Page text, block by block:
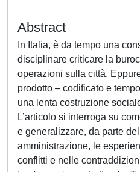
Abstract
In Italia, è da tempo una
disciplinare criticare la
operazioni sulla città.
prodotto – codificato e
una lenta costruzione
L’articolo si interroga su
e generalizzare, da parte
amministrazione, le
conflitti e nelle